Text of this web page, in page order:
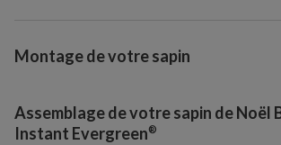
Montage de votre sapin
Assemblage de votre sapin de Noël
Instant Evergreen®